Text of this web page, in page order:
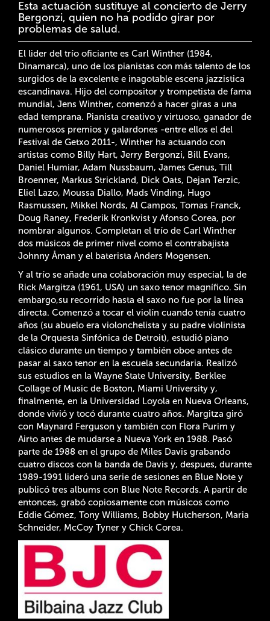
Esta actuación sustituye al concierto de Jerry
Bergonzi, quien no ha podido girar por
problemas de salud.
El lider del trío oficiante es Carl Winther (1984,
Dinamarca), uno de los pianistas con más talento de los
surgidos de la excelente e inagotable escena jazzistica
escandinava. Hijo del compositor y trompetista de fama
mundial, Jens Winther, comenzó a hacer giras a una
edad temprana. Pianista creativo y virtuoso, ganador de
numerosos premios y galardones -entre ellos el del
Festival de Getxo 2011-, Winther ha actuando con
artistas como Billy Hart, Jerry Bergonzi, Bill Evans,
Daniel Humiar, Adam Nussbaum, James Genus, Till
Broenner, Markus Strickland, Dick Oats, Dejan Terzic,
Eliel Lazo, Moussa Diallo, Mads Vinding, Hugo
Rasmussen, Mikkel Nords, Al Campos, Tomas Franck,
Doug Raney, Frederik Kronkvist y Afonso Corea, por
nombrar algunos. Completan el trío de Carl Winther
dos músicos de primer nivel como el contrabajista
Johnny Åman y el baterista Anders Mogensen.
Y al trío se añade una colaboración muy especial, la de
Rick Margitza (1961, USA) un saxo tenor magnífico. Sin
embargo,su recorrido hasta el saxo no fue por la línea
directa. Comenzó a tocar el violín cuando tenía cuatro
años (su abuelo era violonchelista y su padre violinista
de la Orquesta Sinfónica de Detroit), estudió piano
clásico durante un tiempo y también oboe antes de
pasar al saxo tenor en la escuela secundaria. Realizó
sus estudios en la Wayne State University, Berklee
Collage of Music de Boston, Miami University y,
finalmente, en la Universidad Loyola en Nueva Orleans,
donde vivió y tocó durante cuatro años. Margitza giró
con Maynard Ferguson y también con Flora Purim y
Airto antes de mudarse a Nueva York en 1988. Pasó
parte de 1988 en el grupo de Miles Davis grabando
cuatro discos con la banda de Davis y, despues, durante
1989-1991 lideró una serie de sesiones en Blue Note y
publicó tres albums con Blue Note Records. A partir de
entonces, grabó copiosamente con músicos como
Eddie Gómez, Tony Williams, Bobby Hutcherson, Maria
Schneider, McCoy Tyner y Chick Corea.